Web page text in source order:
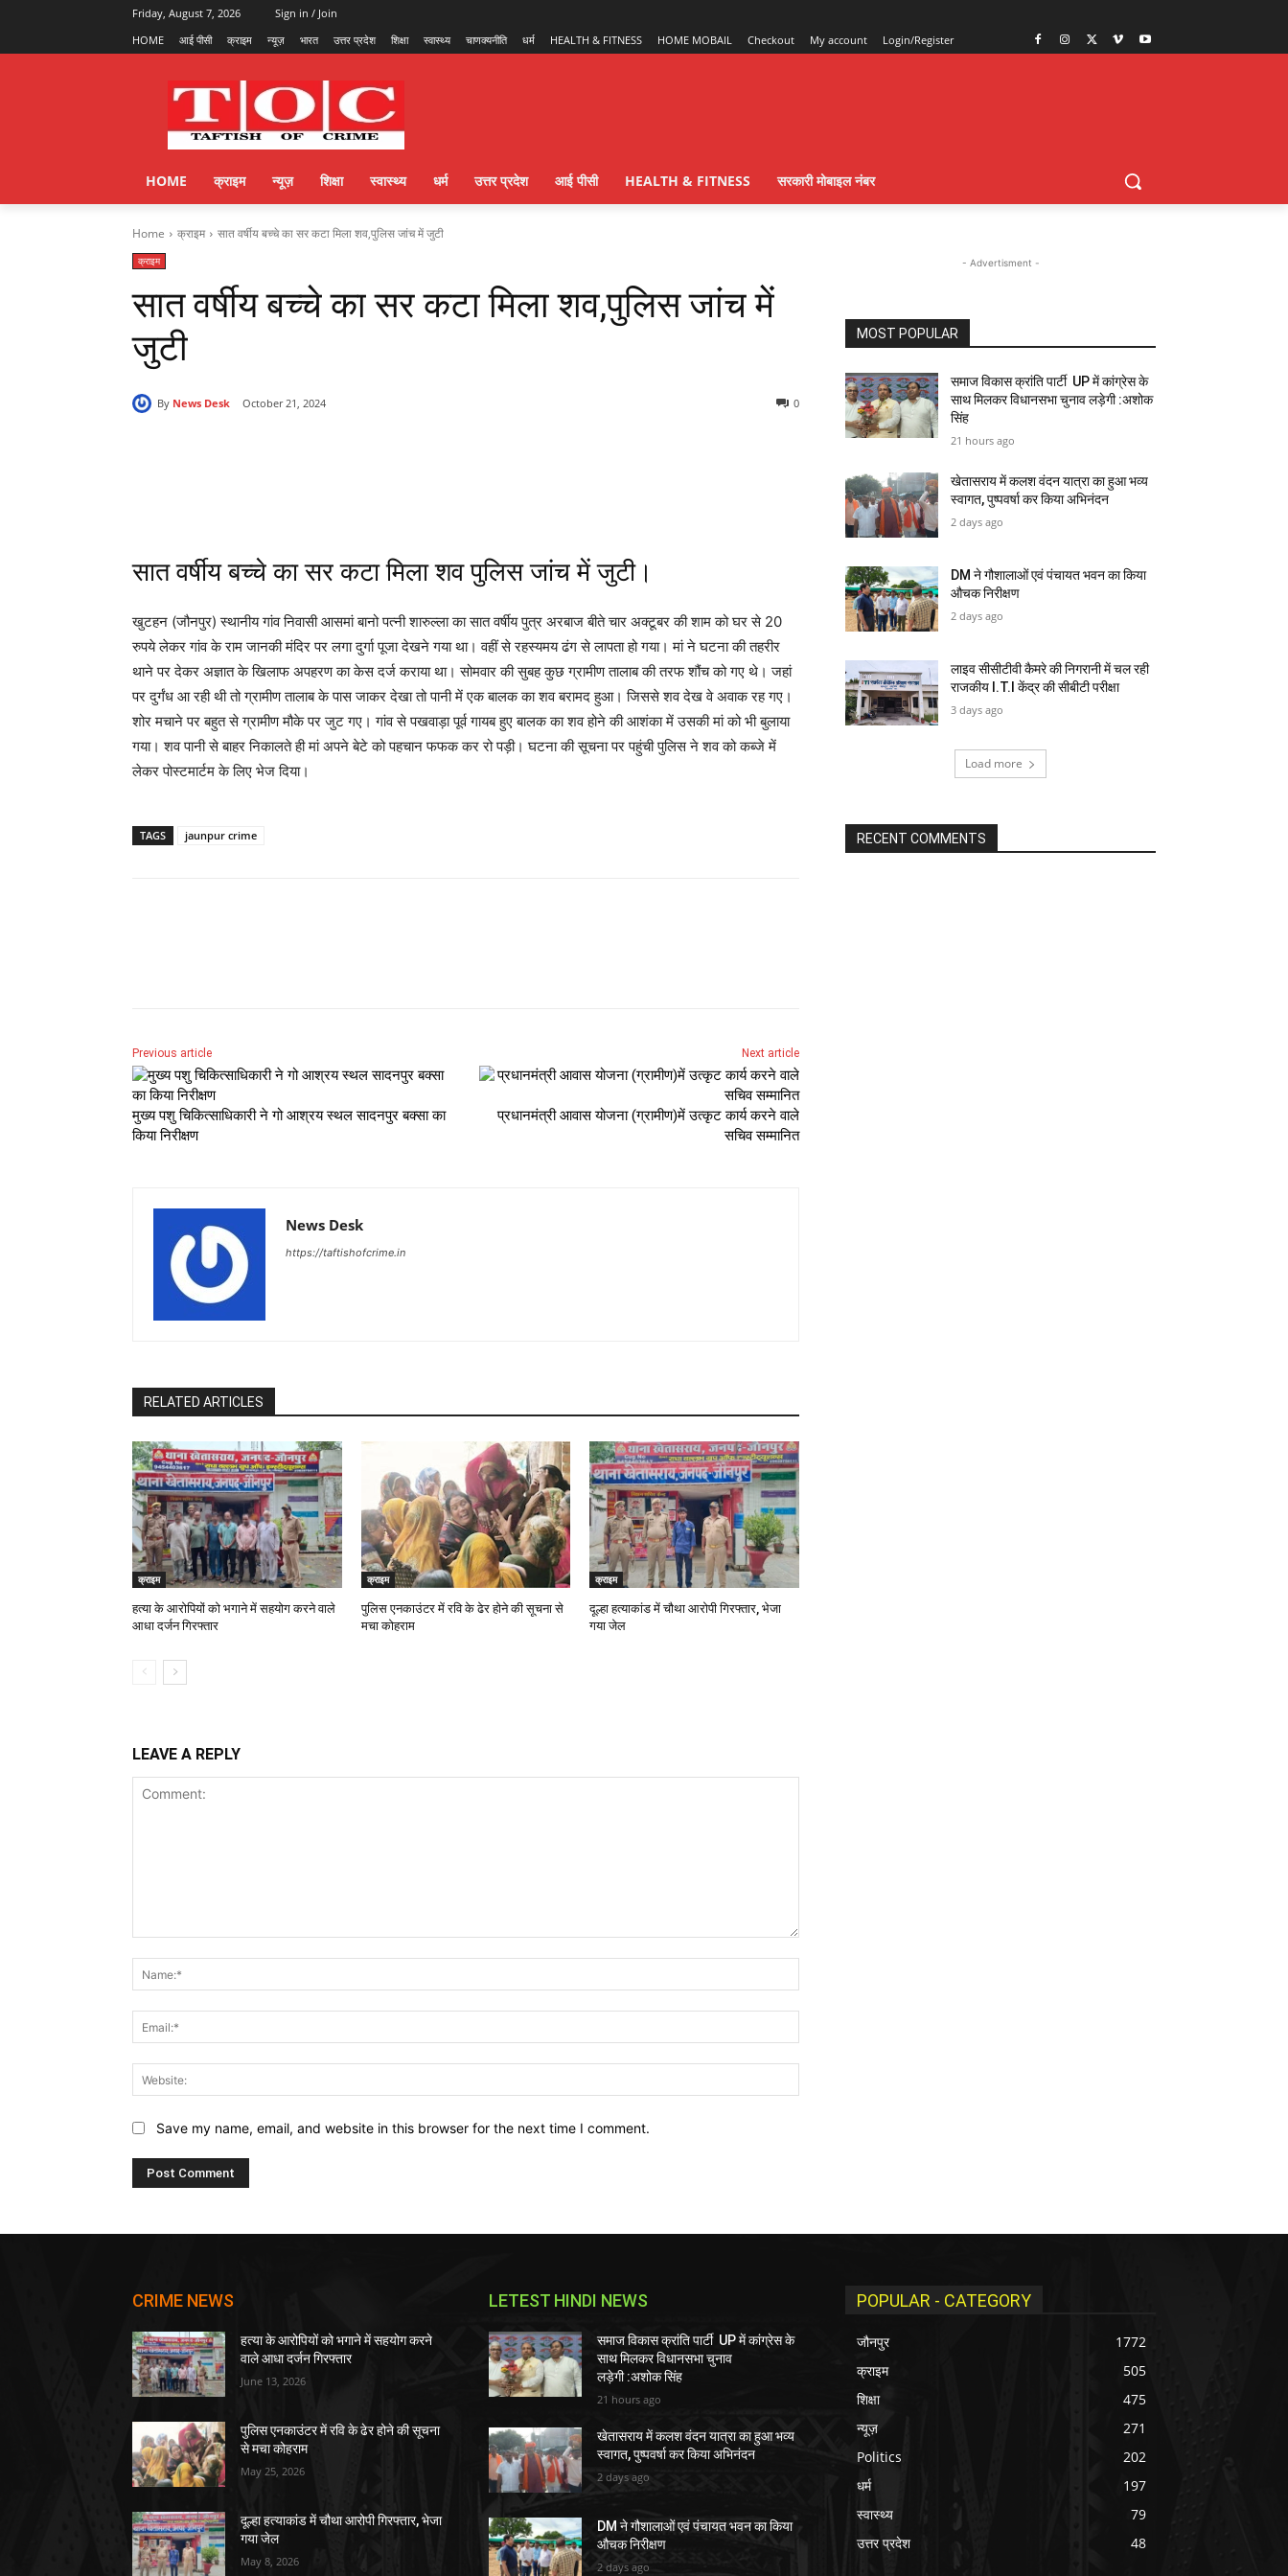
Friday, August 7, 2026
Sign in / Join
HOME
आई पीसी क्राइम न्यूज़ भारत उत्तर प्रदेश शिक्षा स्वास्थ्य चाणक्यनीति धर्म HEALTH & FITNESS HOME MOBAIL Checkout My account Login/Register
HOME क्राइम न्यूज़ शिक्षा स्वास्थ्य धर्म उत्तर प्रदेश आई पीसी HEALTH & FITNESS सरकारी मोबाइल नंबर
Home क्राइम सात वर्षीय बच्चे का सर कटा मिला शव,पुलिस जांच में जुटी
क्राइम
सात वर्षीय बच्चे का सर कटा मिला शव,पुलिस जांच में
जुटी
By News Desk October 21, 2024 0
सात वर्षीय बच्चे का सर कटा मिला शव पुलिस जांच में जुटी।
खुटहन (जौनपुर) स्थानीय गांव निवासी आसमां बानो पत्नी शारुल्ला का सात वर्षीय पुत्र अरबाज बीते चार अक्टूबर की शाम को घर से 20
रुपये लेकर गांव के राम जानकी मंदिर पर लगा दुर्गा पूजा देखने गया था। वहीं से रहस्यमय ढंग से लापता हो गया। मां ने घटना की तहरीर
थाने पर देकर अज्ञात के खिलाफ अपहरण का केस दर्ज कराया था। सोमवार की सुबह कुछ ग्रामीण तालाब की तरफ शौंच को गए थे। जहां
पर दुर्गंध आ रही थी तो ग्रामीण तालाब के पास जाकर देखा तो पानी में एक बालक का शव बरामद हुआ। जिससे शव देख वे अवाक रह गए।
शोर मचाने पर बहुत से ग्रामीण मौके पर जुट गए। गांव से पखवाड़ा पूर्व गायब हुए बालक का शव होने की आशंका में उसकी मां को भी बुलाया
गया। शव पानी से बाहर निकालते ही मां अपने बेटे को पहचान फफक कर रो पड़ी। घटना की सूचना पर पहुंची पुलिस ने शव को कब्जे में
लेकर पोस्टमार्टम के लिए भेज दिया।
TAGS jaunpur crime
Previous article
मुख्य पशु चिकित्साधिकारी ने गो आश्रय स्थल सादनपुर बक्सा का
किया निरीक्षण
Next article
प्रधानमंत्री आवास योजना (ग्रामीण)में उत्कृट कार्य करने वाले
सचिव सम्मानित
News Desk
https://taftishofcrime.in
RELATED ARTICLES
क्राइम
हत्या के आरोपियों को भगाने में सहयोग करने वाले
आधा दर्जन गिरफ्तार
क्राइम
पुलिस एनकाउंटर में रवि के ढेर होने की सूचना से
मचा कोहराम
क्राइम
दूल्हा हत्याकांड में चौथा आरोपी गिरफ्तार, भेजा
गया जेल
LEAVE A REPLY
Save my name, email, and website in this browser for the next time I comment.
- Advertisment -
MOST POPULAR
समाज विकास क्रांति पार्टी UP में कांग्रेस के
साथ मिलकर विधानसभा चुनाव लड़ेगी :अशोक
सिंह
21 hours ago
खेतासराय में कलश वंदन यात्रा का हुआ भव्य
स्वागत, पुष्पवर्षा कर किया अभिनंदन
2 days ago
DM ने गौशालाओं एवं पंचायत भवन का किया
औचक निरीक्षण
2 days ago
लाइव सीसीटीवी कैमरे की निगरानी में चल रही
राजकीय I.T.I केंद्र की सीबीटी परीक्षा
3 days ago
Load more
RECENT COMMENTS
CRIME NEWS
हत्या के आरोपियों को भगाने में सहयोग करने
वाले आधा दर्जन गिरफ्तार
June 13, 2026
पुलिस एनकाउंटर में रवि के ढेर होने की सूचना
से मचा कोहराम
May 25, 2026
दूल्हा हत्याकांड में चौथा आरोपी गिरफ्तार, भेजा
गया जेल
May 8, 2026
LETEST HINDI NEWS
समाज विकास क्रांति पार्टी UP में कांग्रेस के
साथ मिलकर विधानसभा चुनाव
लड़ेगी :अशोक सिंह
21 hours ago
खेतासराय में कलश वंदन यात्रा का हुआ भव्य
स्वागत, पुष्पवर्षा कर किया अभिनंदन
2 days ago
DM ने गौशालाओं एवं पंचायत भवन का किया
औचक निरीक्षण
2 days ago
POPULAR - CATEGORY
जौनपुर
1772
क्राइम
505
शिक्षा
475
न्यूज़
271
Politics
202
धर्म
197
स्वास्थ्य
79
उत्तर प्रदेश
48